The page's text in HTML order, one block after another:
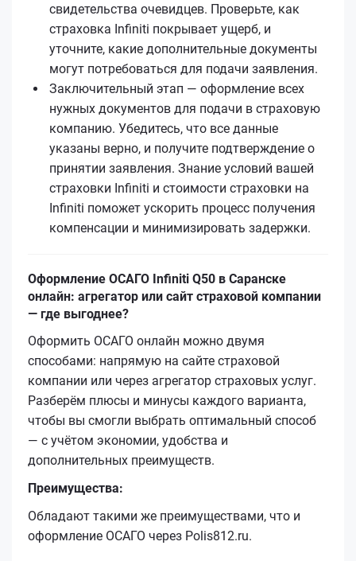
свидетельства очевидцев. Проверьте, как
страховка Infiniti покрывает ущерб, и
уточните, какие дополнительные документы
могут потребоваться для подачи заявления.
Заключительный этап — оформление всех
нужных документов для подачи в страховую
компанию. Убедитесь, что все данные
указаны верно, и получите подтверждение о
принятии заявления. Знание условий вашей
страховки Infiniti и стоимости страховки на
Infiniti поможет ускорить процесс получения
компенсации и минимизировать задержки.
Оформление ОСАГО Infiniti Q50 в Саранске
онлайн: агрегатор или сайт страховой компании
— где выгоднее?
Оформить ОСАГО онлайн можно двумя
способами: напрямую на сайте страховой
компании или через агрегатор страховых услуг.
Разберём плюсы и минусы каждого варианта,
чтобы вы смогли выбрать оптимальный способ
— с учётом экономии, удобства и
дополнительных преимуществ.
Преимущества:
Обладают такими же преимуществами, что и
оформление ОСАГО через Polis812.ru.